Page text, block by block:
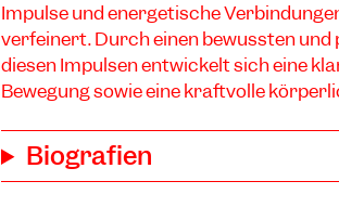
Impulse und energetische
verfeinert. Durch einen bewussten
diesen Impulsen entwickelt sich eine
Bewegung sowie eine kraftvolle
Biografien